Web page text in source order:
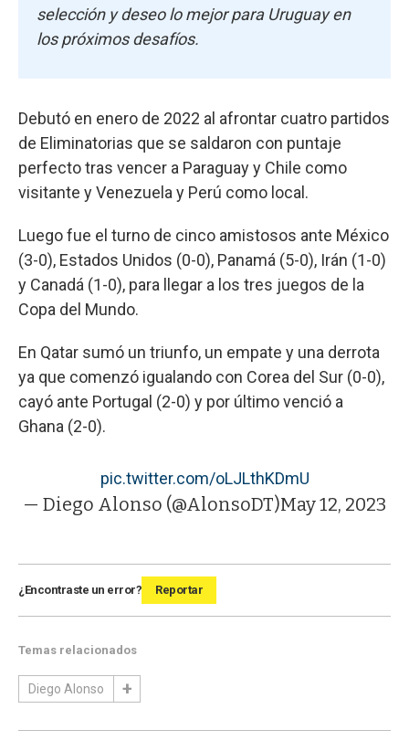
selección y deseo lo mejor para Uruguay en
los próximos desafíos.
Debutó en enero de 2022 al afrontar cuatro partidos
de Eliminatorias que se saldaron con puntaje
perfecto tras vencer a Paraguay y Chile como
visitante y Venezuela y Perú como local.
Luego fue el turno de cinco amistosos ante México
(3-0), Estados Unidos (0-0), Panamá (5-0), Irán (1-0)
y Canadá (1-0), para llegar a los tres juegos de la
Copa del Mundo.
En Qatar sumó un triunfo, un empate y una derrota
ya que comenzó igualando con Corea del Sur (0-0),
cayó ante Portugal (2-0) y por último venció a
Ghana (2-0).
pic.twitter.com/oLJLthKDmU
— Diego Alonso (@AlonsoDT)May 12, 2023
¿Encontraste un error? Reportar
Temas relacionados
Diego Alonso